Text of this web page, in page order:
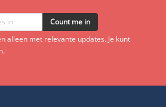
Count me in
alleen met relevante updates. Je kunt